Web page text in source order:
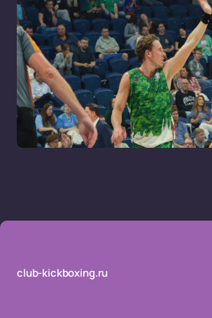
club-kickboxing.ru